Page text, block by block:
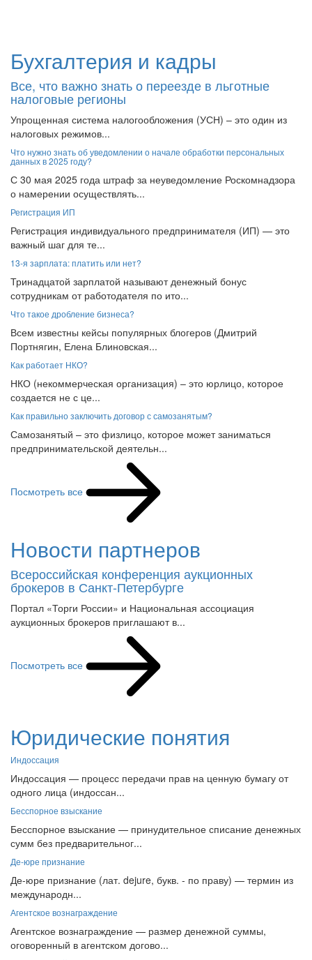
Бухгалтерия и кадры
Все, что важно знать о переезде в льготные
налоговые регионы
Упрощенная система налогообложения (УСН) – это один из
налоговых режимов...
Что нужно знать об уведомлении о начале обработки персональных
данных в 2025 году?
С 30 мая 2025 года штраф за неуведомление Роскомнадзора
о намерении осуществлять...
Регистрация ИП
Регистрация индивидуального предпринимателя (ИП) — это
важный шаг для те...
13-я зарплата: платить или нет?
Тринадцатой зарплатой называют денежный бонус
сотрудникам от работодателя по ито...
Что такое дробление бизнеса?
Всем известны кейсы популярных блогеров (Дмитрий
Портнягин, Елена Блиновская...
Как работает НКО?
НКО (некоммерческая организация) – это юрлицо, которое
создается не с це...
Как правильно заключить договор с самозанятым?
Самозанятый – это физлицо, которое может заниматься
предпринимательской деятельн...
Новости партнеров
Всероссийская конференция аукционных
брокеров в Санкт-Петербурге
Портал «Торги России» и Национальная ассоциация
аукционных брокеров приглашают в...
Юридические понятия
Индоссация
Индоссация — процесс передачи прав на ценную бумагу от
одного лица (индоссан...
Бесспорное взыскание
Бесспорное взыскание — принудительное списание денежных
сумм без предварительног...
Де-юре признание
Де-юре признание (лат. dejure, букв. - по праву) — термин из
международн...
Агентское вознаграждение
Агентское вознаграждение — размер денежной суммы,
оговоренный в агентском догово...
Заем рентный